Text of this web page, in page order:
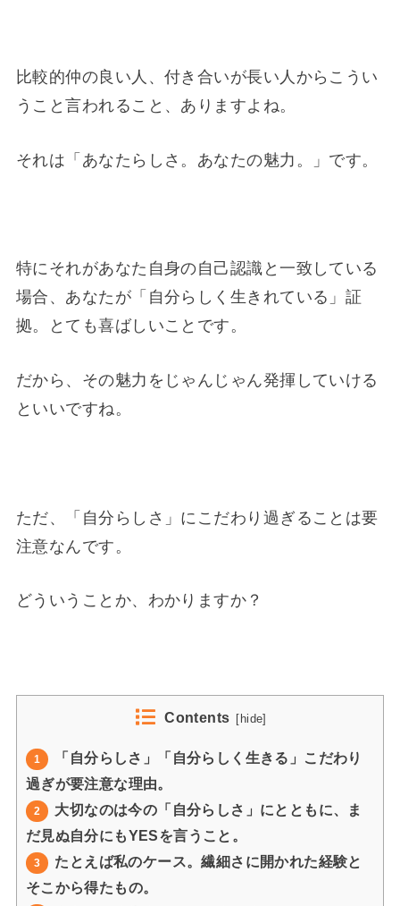
比較的仲の良い人、付き合いが長い人からこうい
うこと言われること、ありますよね。
それは「あなたらしさ。あなたの魅力。」です。
特にそれがあなた自身の自己認識と一致している
場合、あなたが「自分らしく生きれている」証
拠。とても喜ばしいことです。
だから、その魅力をじゃんじゃん発揮していける
といいですね。
ただ、「自分らしさ」にこだわり過ぎることは要
注意なんです。
どういうことか、わかりますか？
Contents hide
1
「自分らしさ」「自分らしく生きる」こだわり
過ぎが要注意な理由。
2
大切なのは今の「自分らしさ」にとともに、ま
だ見ぬ自分にもYESを言うこと。
3
たとえば私のケース。繊細さに開かれた経験と
そこから得たもの。